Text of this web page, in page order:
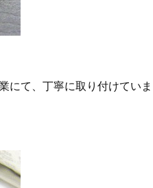
にて、丁寧に取り付けていま